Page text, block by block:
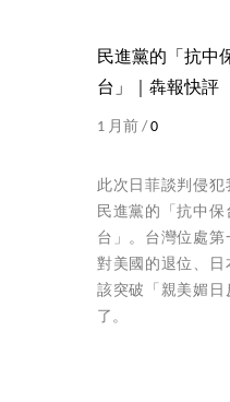
民進黨的「抗中
台」｜犇報快評
1 月前 /0
此次日菲談判侵
民進黨的「抗中
台」。台灣位處
對美國的退位、日
該突破「親美媚日
了。